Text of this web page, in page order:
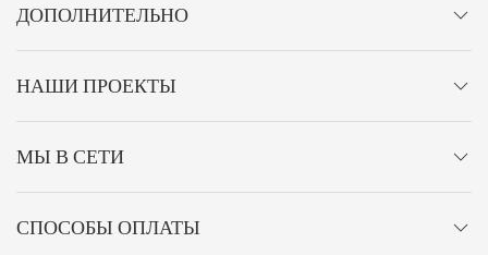
ДОПОЛНИТЕЛЬНО
НАШИ ПРОЕКТЫ
МЫ В СЕТИ
СПОСОБЫ ОПЛАТЫ